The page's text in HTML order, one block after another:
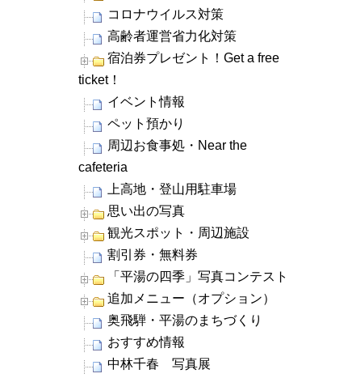
コロナウイルス対策
高齢者運営省力化対策
宿泊券プレゼント！Get a free
ticket！
イベント情報
ペット預かり
周辺お食事処・Near the
cafeteria
上高地・登山用駐車場
思い出の写真
観光スポット・周辺施設
割引券・無料券
「平湯の四季」写真コンテスト
追加メニュー（オプション）
奥飛騨・平湯のまちづくり
おすすめ情報
中林千春 写真展